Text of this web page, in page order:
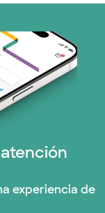
experiencia de